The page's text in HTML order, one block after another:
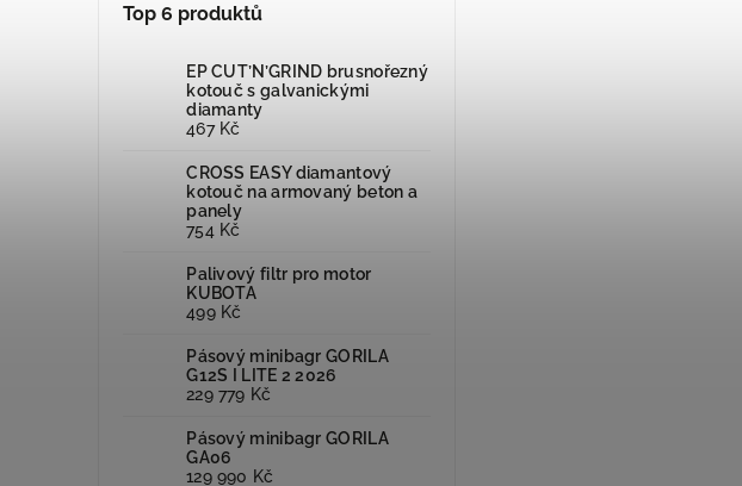
Top 6 produktů
EP CUT’N’GRIND brusnořezný
kotouč s galvanickými
diamanty
467 Kč
CROSS EASY diamantový
kotouč na armovaný beton a
panely
754 Kč
Palivový filtr pro motor
KUBOTA
499 Kč
Pásový minibagr GORILA
G12S I LITE 2 2026
229 779 Kč
Pásový minibagr GORILA
GA06
129 990 Kč